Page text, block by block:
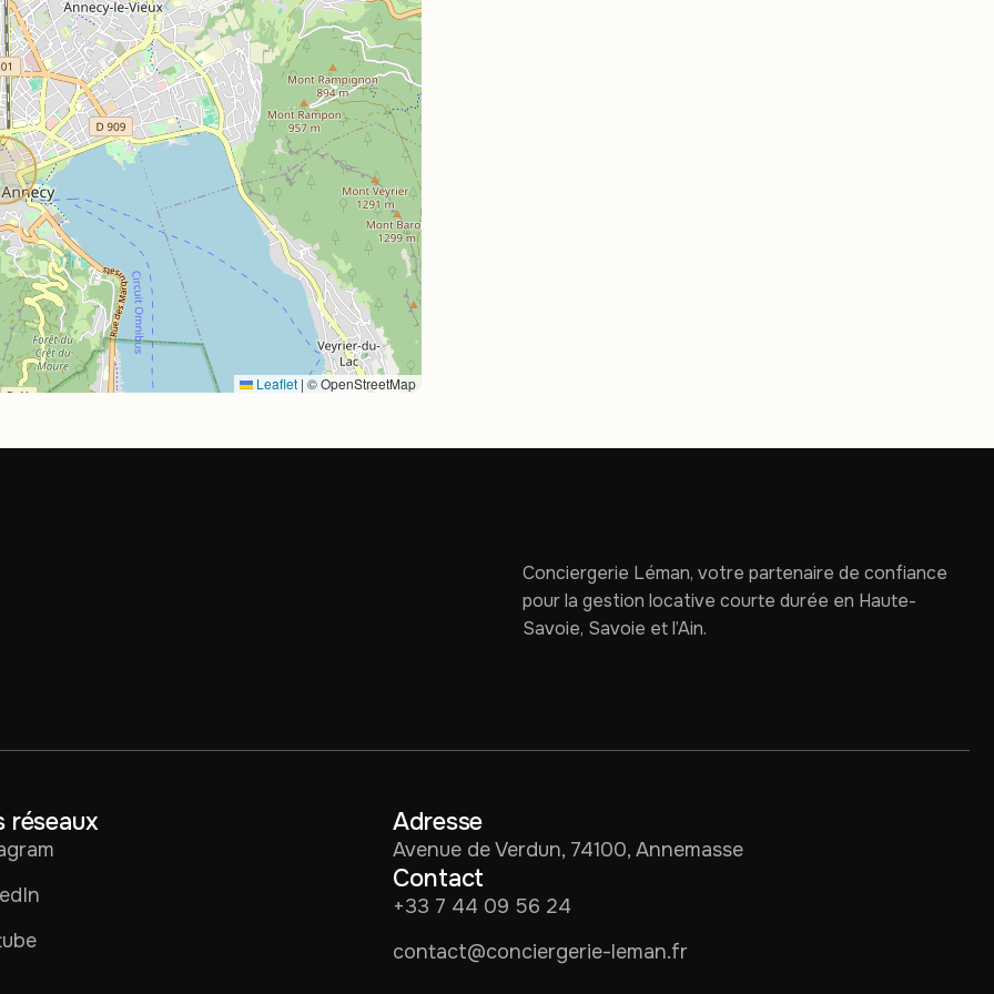
Leaflet | © OpenStreetMap
Conciergerie Léman, votre partenaire de confiance
pour la gestion locative courte durée en Haute-
Savoie, Savoie et l’Ain.
réseaux Adresse
Avenue de Verdun, 74100, Annemasse
Contact
+33 7 44 09 56 24
contact@conciergerie-leman.fr